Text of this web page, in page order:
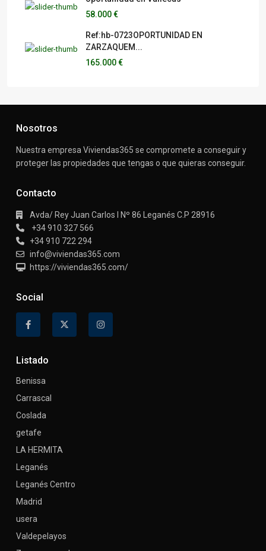
58.000 €
Ref:hb-0723OPORTUNIDAD EN
ZARZAQUEM...
165.000 €
Nosotros
Nuestra empresa Viviendas365 se compromete a conseguir y
proteger las propiedades que tengas o que quieras conseguir.
Contacto
Avda/ Rey Juan Carlos I Nº 86 Leganés C.P 28916
+34 910 327 566
+34 910 722 294
info@viviendas365.com
https://viviendas365.com/
Social
Listado
Benissa
Carrascal
Coslada
getafe
LA HERMITA
Leganés
Leganés Centro
Madrid
usera
Valdepelayos